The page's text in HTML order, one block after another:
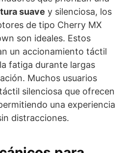
suave y silenciosa, los
de tipo Cherry MX
son ideales. Estos
un accionamiento táctil
fatiga durante largas
Muchos usuarios
silenciosa que ofrecen
una experiencia
distracciones.